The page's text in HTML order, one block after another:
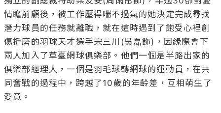
情瞻前顧後，被工作壓得喘不過氣的她決定完成尋找
潛力球員的任務就離職，就在這時遇到了飽受心裡創
傷折磨的羽球天才選手宋三川(吳磊飾)，因緣際會下
兩人加入了草臺網球俱樂部。他們一個是半路出家的
俱樂部經理人，一個是羽毛球轉網球的運動員，在共
同奮戰的過程中，跨越了10歲的年齡差，互相萌生了
愛意。